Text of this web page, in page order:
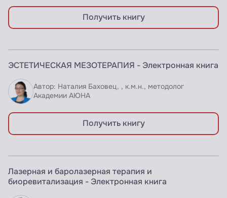
Получить книгу
ЭСТЕТИЧЕСКАЯ МЕЗОТЕРАПИЯ - Электронная книга
Автор: Наталия Баховец, , к.м.н., методолог
Академии АЮНА
Получить книгу
Доступно по подписке
Лазерная и баролазерная терапия и
биоревитализация - Электронная книга